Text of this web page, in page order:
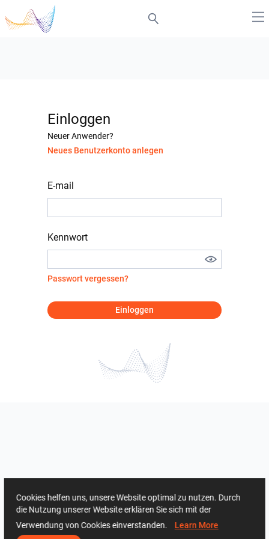
Einloggen
Neuer Anwender?
Neues Benutzerkonto anlegen
E-mail
Kennwort
Passwort vergessen?
Einloggen
Cookies helfen uns, unsere Website optimal zu nutzen. Durch
die Nutzung unserer Website erklären Sie sich mit der
Verwendung von Cookies einverstanden. Learn More